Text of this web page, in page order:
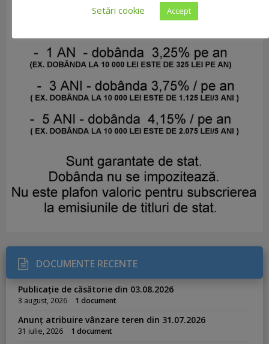
DOCUMENTE RECENTE
Publicație de căsătorie din 03.08.2026
3 august, 2026 1 document
Anunț atribuire vânzare teren din 31.07.2026
31 iulie, 2026 1 document
Setări cookie
Accept